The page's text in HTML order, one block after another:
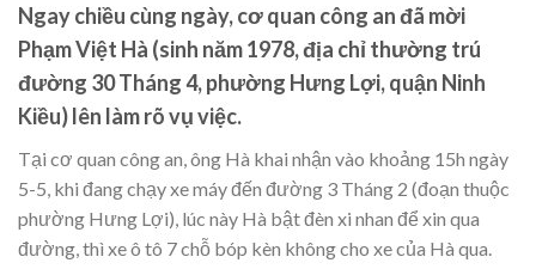
Ngay chiều cùng ngày, cơ quan công an đã mời
Phạm Việt Hà (sinh năm 1978, địa chỉ thường trú
đường 30 Tháng 4, phường Hưng Lợi, quận Ninh
Kiều) lên làm rõ vụ việc.
Tại cơ quan công an, ông Hà khai nhận vào khoảng 15h ngày
5-5, khi đang chạy xe máy đến đường 3 Tháng 2 (đoạn thuộc
phường Hưng Lợi), lúc này Hà bật đèn xi nhan để xin qua
đường, thì xe ô tô 7 chỗ bóp kèn không cho xe của Hà qua.